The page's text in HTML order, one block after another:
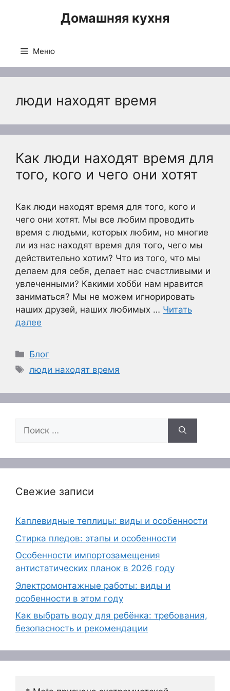
Домашняя кухня
Меню
люди находят время
Как люди находят время для
того, кого и чего они хотят
Как люди находят время для того, кого и
чего они хотят. Мы все любим проводить
время с людьми, которых любим, но многие
ли из нас находят время для того, чего мы
действительно хотим? Что из того, что мы
делаем для себя, делает нас счастливыми и
увлеченными? Какими хобби нам нравится
заниматься? Мы не можем игнорировать
наших друзей, наших любимых … Читать
далее
Рубрики
Блог
Метки
люди находят время
Поиск:
Свежие записи
Каплевидные теплицы: виды и особенности
Стирка пледов: этапы и особенности
Особенности импортозамещения
антистатических планок в 2026 году
Электромонтажные работы: виды и
особенности в этом году
Как выбрать воду для ребёнка: требования,
безопасность и рекомендации